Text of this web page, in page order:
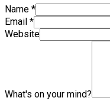
Name *
Email *
Website
What's on your mind?